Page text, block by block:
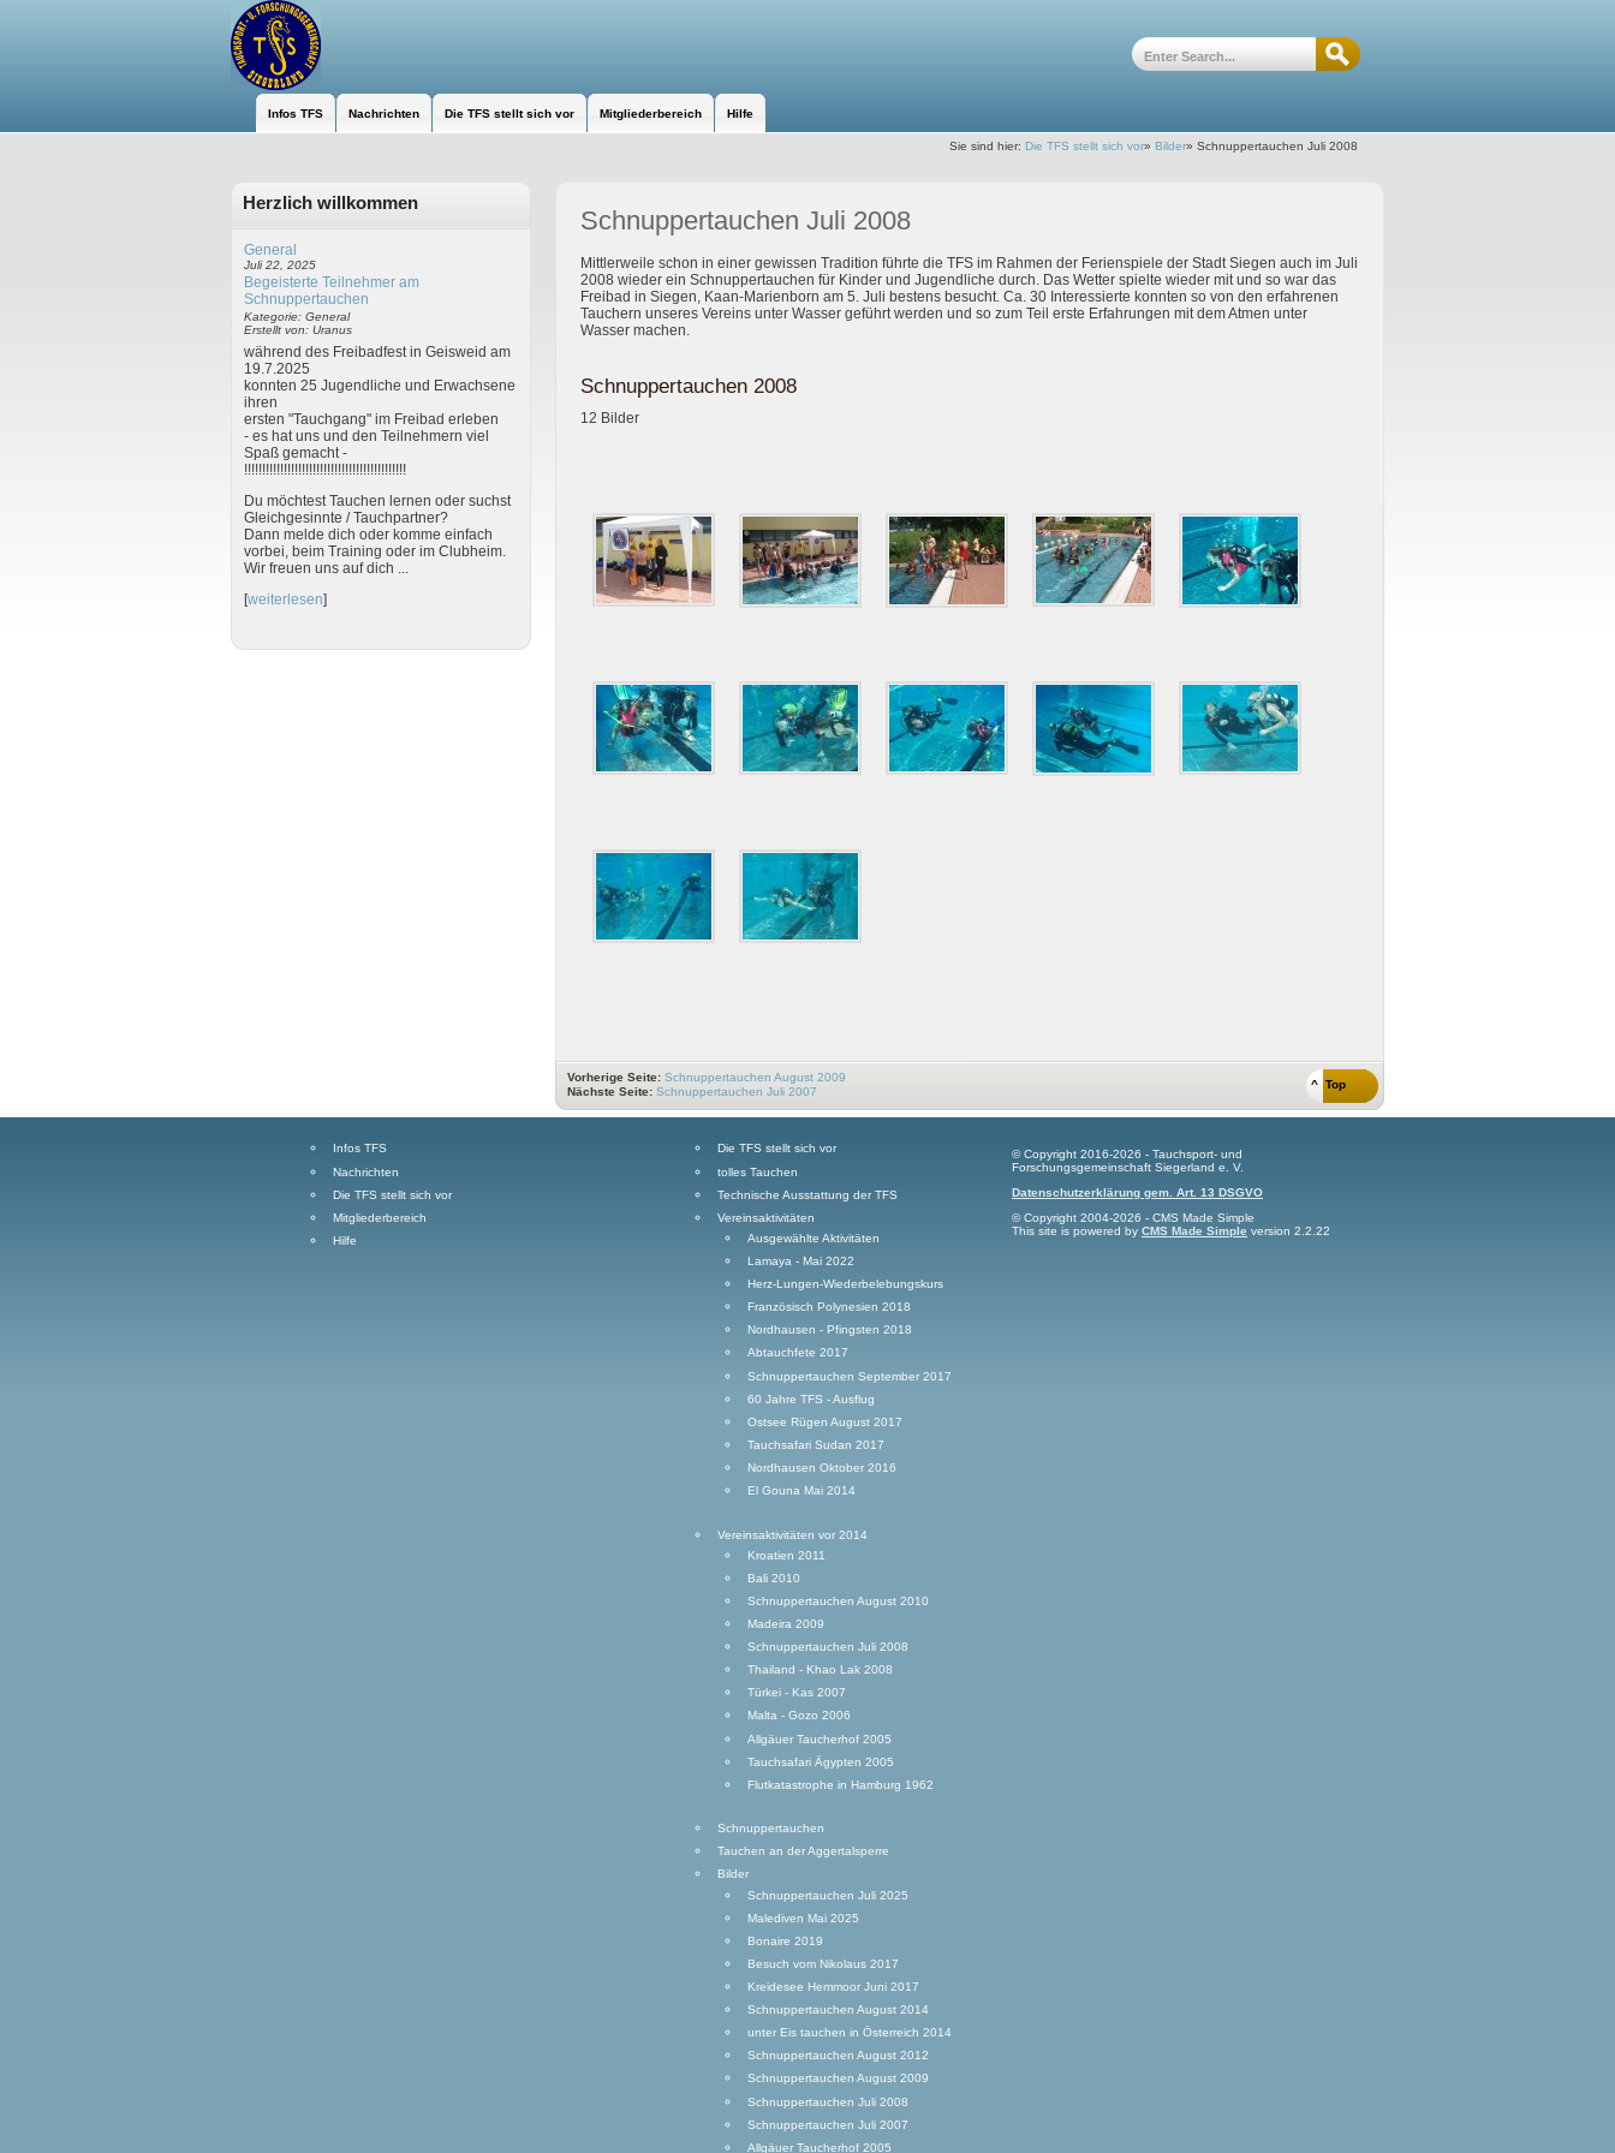
Infos TFS Nachrichten Die TFS stellt sich vor Mitgliederbereich Hilfe
Sie sind hier: Die TFS stellt sich vor» Bilder»Schnuppertauchen Juli 2008
Herzlich willkommen
General
Juli 22, 2025
Begeisterte Teilnehmer am
Schnuppertauchen
Kategorie: General
Erstellt von: Uranus
während des Freibadfest in Geisweid am
19.7.2025
konnten 25 Jugendliche und Erwachsene
ihren
ersten "Tauchgang" im Freibad erleben
- es hat uns und den Teilnehmern viel
Spaß gemacht -
!!!!!!!!!!!!!!!!!!!!!!!!!!!!!!!!!!!!!!!!!!!!!
Du möchtest Tauchen lernen oder suchst
Gleichgesinnte / Tauchpartner?
Dann melde dich oder komme einfach
vorbei, beim Training oder im Clubheim.
Wir freuen uns auf dich ...
[weiterlesen]
Schnuppertauchen Juli 2008
Mittlerweile schon in einer gewissen Tradition führte die TFS im Rahmen der Ferienspiele der Stadt Siegen auch im Juli
2008 wieder ein Schnuppertauchen für Kinder und Jugendliche durch. Das Wetter spielte wieder mit und so war das
Freibad in Siegen, Kaan-Marienborn am 5. Juli bestens besucht. Ca. 30 Interessierte konnten so von den erfahrenen
Tauchern unseres Vereins unter Wasser geführt werden und so zum Teil erste Erfahrungen mit dem Atmen unter
Wasser machen.
Schnuppertauchen 2008
12 Bilder
^ Top
Vorherige Seite: Schnuppertauchen August 2009
Nächste Seite: Schnuppertauchen Juli 2007
Infos TFS
Nachrichten
Die TFS stellt sich vor
Mitgliederbereich
Hilfe
Die TFS stellt sich vor
tolles Tauchen
Technische Ausstattung der TFS
Vereinsaktivitäten
Ausgewählte Aktivitäten
Lamaya - Mai 2022
Herz-Lungen-Wiederbelebungskurs
Französisch Polynesien 2018
Nordhausen - Pfingsten 2018
Abtauchfete 2017
Schnuppertauchen September 2017
60 Jahre TFS - Ausflug
Ostsee Rügen August 2017
Tauchsafari Sudan 2017
Nordhausen Oktober 2016
El Gouna Mai 2014
Vereinsaktivitäten vor 2014
Kroatien 2011
Bali 2010
Schnuppertauchen August 2010
Madeira 2009
Schnuppertauchen Juli 2008
Thailand - Khao Lak 2008
Türkei - Kas 2007
Malta - Gozo 2006
Allgäuer Taucherhof 2005
Tauchsafari Ägypten 2005
Flutkatastrophe in Hamburg 1962
Schnuppertauchen
Tauchen an der Aggertalsperre
Bilder
Schnuppertauchen Juli 2025
Malediven Mai 2025
Bonaire 2019
Besuch vom Nikolaus 2017
Kreidesee Hemmoor Juni 2017
Schnuppertauchen August 2014
unter Eis tauchen in Österreich 2014
Schnuppertauchen August 2012
Schnuppertauchen August 2009
Schnuppertauchen Juli 2008
Schnuppertauchen Juli 2007
Allgäuer Taucherhof 2005
© Copyright 2016-2026 - Tauchsport- und
Forschungsgemeinschaft Siegerland e. V.
Datenschutzerklärung gem. Art. 13 DSGVO
© Copyright 2004-2026 - CMS Made Simple
This site is powered by CMS Made Simple version 2.2.22